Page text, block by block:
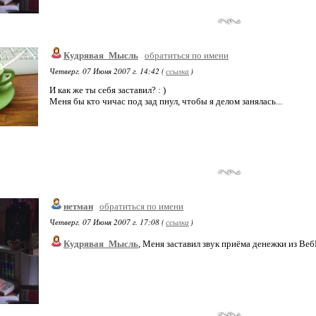
Кудрявая_Мысль обратиться по имени
Четверг, 07 Июня 2007 г. 14:42 (ссылка )
И как же ты себя заставил? : )
Меня бы кто чичас под зад пнул, чтобы я делом занялась...
нетман обратиться по имени
Четверг, 07 Июня 2007 г. 17:08 (ссылка )
Кудрявая_Мысль, Меня заставил звук приёма денежки из